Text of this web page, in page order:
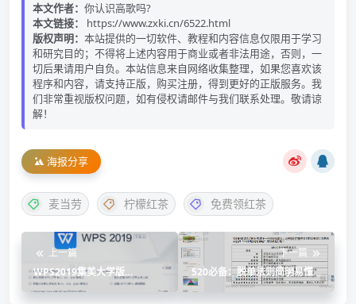
本文作者： 你认识高歌吗?
本文链接：
https://www.zxki.cn/6522.html
版权声明： 本站提供的一切软件、教程和内容信息仅限用于学习
和研究目的；不得将上述内容用于商业或者非法用途，否则，一
切后果请用户自负。本站信息来自网络收集整理，如果您喜欢该
程序和内容，请支持正版，购买注册，得到更好的正版服务。我
们非常重视版权问题，如有侵权请邮件与我们联系处理。敬请谅
解！
海报分享
麦当劳 柠檬红茶 免费领红茶
上一篇
WPS2019集美大学版
v11.8.6.11825：开心版、去水
下一篇
520必备：脱单法则简明易懂在
线文档